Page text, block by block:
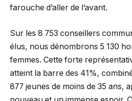
farouche d’aller de l’avant.
Sur les 8 753 conseillers
élus, nous dénombrons 5 130
femmes. Cette forte
atteint la barre des 41%,
877 jeunes de moins de 35 ans,